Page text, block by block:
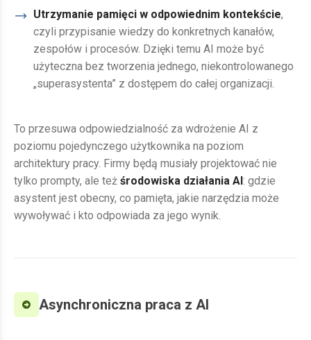
Utrzymanie pamięci w odpowiednim kontekście,
czyli przypisanie wiedzy do konkretnych kanałów,
zespołów i procesów. Dzięki temu AI może być
użyteczna bez tworzenia jednego, niekontrolowanego
„superasystenta” z dostępem do całej organizacji.
To przesuwa odpowiedzialność za wdrożenie AI z
poziomu pojedynczego użytkownika na poziom
architektury pracy. Firmy będą musiały projektować nie
tylko prompty, ale też środowiska działania AI: gdzie
asystent jest obecny, co pamięta, jakie narzędzia może
wywoływać i kto odpowiada za jego wynik.
Asynchroniczna praca z AI